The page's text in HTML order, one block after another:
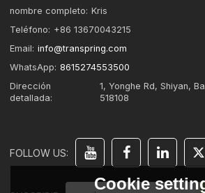
nombre completo: Kris
Teléfono: +86 13670043215
Email: info@transpring.com
WhatsApp: 8615274553500
Dirección
detallada:
1, Yonghe Rd, Shiyan,
518108
FOLLOW US:
Cookie